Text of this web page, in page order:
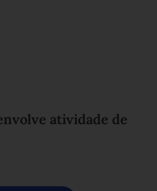
atividade de